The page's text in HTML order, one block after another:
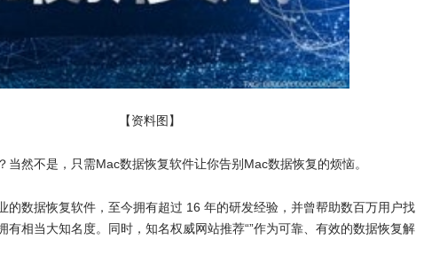
【资料图】
当然不是，只需Mac数据恢复软件让你告别Mac数据恢复的烦恼。
的数据恢复软件，至今拥有超过 16 年的研发经验，并曾帮助数百万用户找
有相当大知名度。同时，知名权威网站推荐“”作为可靠、有效的数据恢复解